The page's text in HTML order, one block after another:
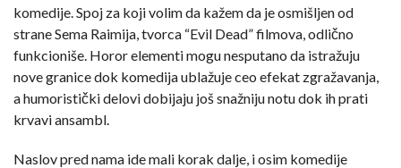
komedije. Spoj za koji volim da kažem da je osmišljen od
strane Sema Raimija, tvorca “Evil Dead” filmova, odlično
funkcioniše. Horor elementi mogu nesputano da istražuju
nove granice dok komedija ublažuje ceo efekat zgražavanja,
a humoristički delovi dobijaju još snažniju notu dok ih prati
krvavi ansambl.
Naslov pred nama ide mali korak dalje, i osim komedije